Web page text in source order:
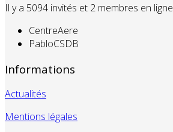
Il y a 5094 invités et 2 membres en ligne
CentreAere
PabloCSDB
Informations
Actualités
Mentions légales